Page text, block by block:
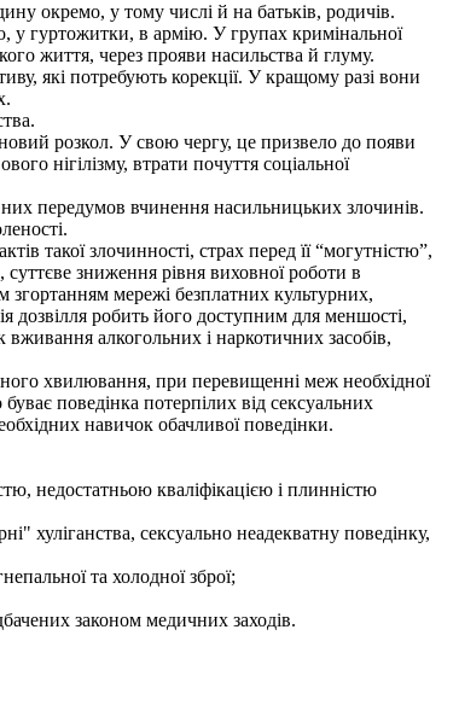
окремо, у тому числі й на батьків, родичів.
у гуртожитки, в армію. У групах кримінальної
життя, через прояви насильства й глуму.
які потребують корекції. У кращому разі вони
розкол. У свою чергу, це призвело до появи
нігілізму, втрати почуття соціальної
передумов вчинення насильницьких злочинів.
такої злочинності, страх перед її “могутністю”,
зниження рівня виховної роботи в
згортанням мережі безплатних культурних,
дозвілля робить його доступним для меншості,
алкогольних і наркотичних засобів,
хвилювання, при перевищенні меж необхідної
поведінка потерпілих від сексуальних
навичок обачливої поведінки.
недостатньою кваліфікацією і плинністю
хуліганства, сексуально неадекватну поведінку,
та холодної зброї;
законом медичних заходів.